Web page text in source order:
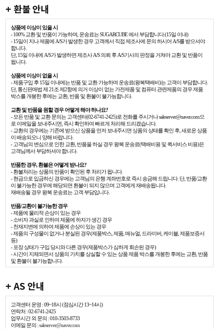
+ 환불 안내
상품에 이상이 있을 시
- 100% 교환 및 반품이 가능하며, 운송료는 SUGARCUBE 에서 부담합니다.(15일 이내)
- 15일이 지나 제품에 A/S가 발생한 경우 고객께서 직접 제조사에 문의 하시어 A/S를 받으셔야
합니다.
단, 15일 이내에 A/S가 발생하면 제조사 A/S 의뢰 후 A/S기사의 판정을 거쳐야 교환 및 반품이
됩니다.
상품에 이상이 없을 시
- 제품구입 후 15일 이내에는 반품 및 교환 가능하며 운송료(왕복택배비)는 고객이 부담합니다.
단, 통신판매법 제 21조 제2항에 의거 이상이 없는 가전제품 및 컴퓨터 관련제품의 경우 제품
박스를 개봉한 후에는 교환, 반품 및 환불이 불가능합니다.
교환 및 반품을 원할 경우 어떻게 해야 하나요?
- 모든 반품 및 교환 문의는 고객센터(02-6741-2425)로 전화를 주시거나 saleserver@naver.com으
로 이메일을 보내주시면, 즉시 확인하여 빠르게 처리해 드리겠습니다.
- 교환의 경우에는 기존에 받으신 상품을 먼저 보내주시면 상품의 상태를 확인 후, 새로운 상품
이 배송되오니 양해 바랍니다.
- 고객님의 변심으로 인한 교환, 반품을 하실 경우 왕복 운송료(택배비용 및 퀵서비스 비용)은
고객님께서 부담하셔야 합니다.
반품한 경우, 환불은 어떻게 받나요?
- 환불처리는 상품의 반품이 확인된 후 처리가 됩니다.
- 현금으로 입금하신 경우에는 고객님의 은행 계좌번호로 즉시 송금해 드립니다. 단, 반품/교환
이 불가능한 경우에 해당되면 환불이 되지 않으며 고객에게 재배송됩니다.
재배송될 경우 왕복 운송료는 고객 부담입니다.
반품/교환이 불가능한 경우
- 제품에 물리적 손상이 있는 경우
- 소비자 과실로 인하여 제품에 하자가 생긴 경우
- 천재지변에 의하여 제품에 손상이 있는 경우
- 제품의 구성물이 없거나 분실된 경우(제품박스, 제품, 매뉴얼, 드라이버, 케이블, 제품보증서
등)
- 포장 상태가 구입 당시와 다른 경우(제품박스가 심하게 회손된 경우)
- 시간이 지체되면서 상품의 가치를 상실할 수 있는 상품 제품 박스를 개봉한 후에는 교환, 반품
및 환불이 불가능합니다.
+ AS 안내
고객센터 운영 : 09~18시 (점심시간 13~14시)
연락처 : 02-6741-2425
업무시간 외 문의 : 010-3503-8733
이메일 문의 :saleserver@naver.com